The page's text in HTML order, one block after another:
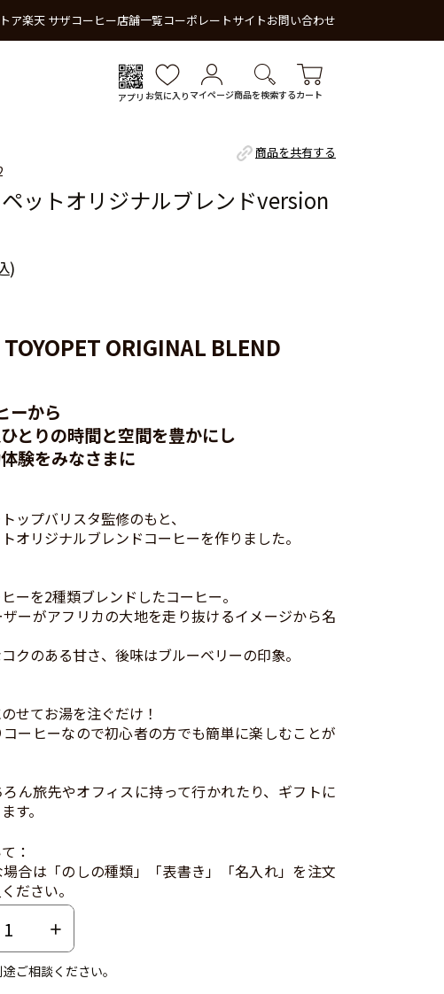
ア楽天 サザコーヒー店舗一覧コーポレートサイトお問い合わせ
アプリ お気に入り マイページ商品を検索するカート
商品を共有する
ットオリジナルブレンドversion
)
ORIGINAL BLEND
ーから
とりの時間と空間を豊かにし
験をみなさまに
ップバリスタ監修のもと、
オリジナルブレンドコーヒーを作りました。
ーを2種類ブレンドしたコーヒー。
ーがアフリカの大地を走り抜けるイメージから名
クのある甘さ、後味はブルーベリーの印象。
せてお湯を注ぐだけ！
ーヒーなので初心者の方でも簡単に楽しむことが
ん旅先やオフィスに持って行かれたり、ギフトに
す。
：
合は「のしの種類」「表書き」「名入れ」を注文
ださい。
ご相談ください。